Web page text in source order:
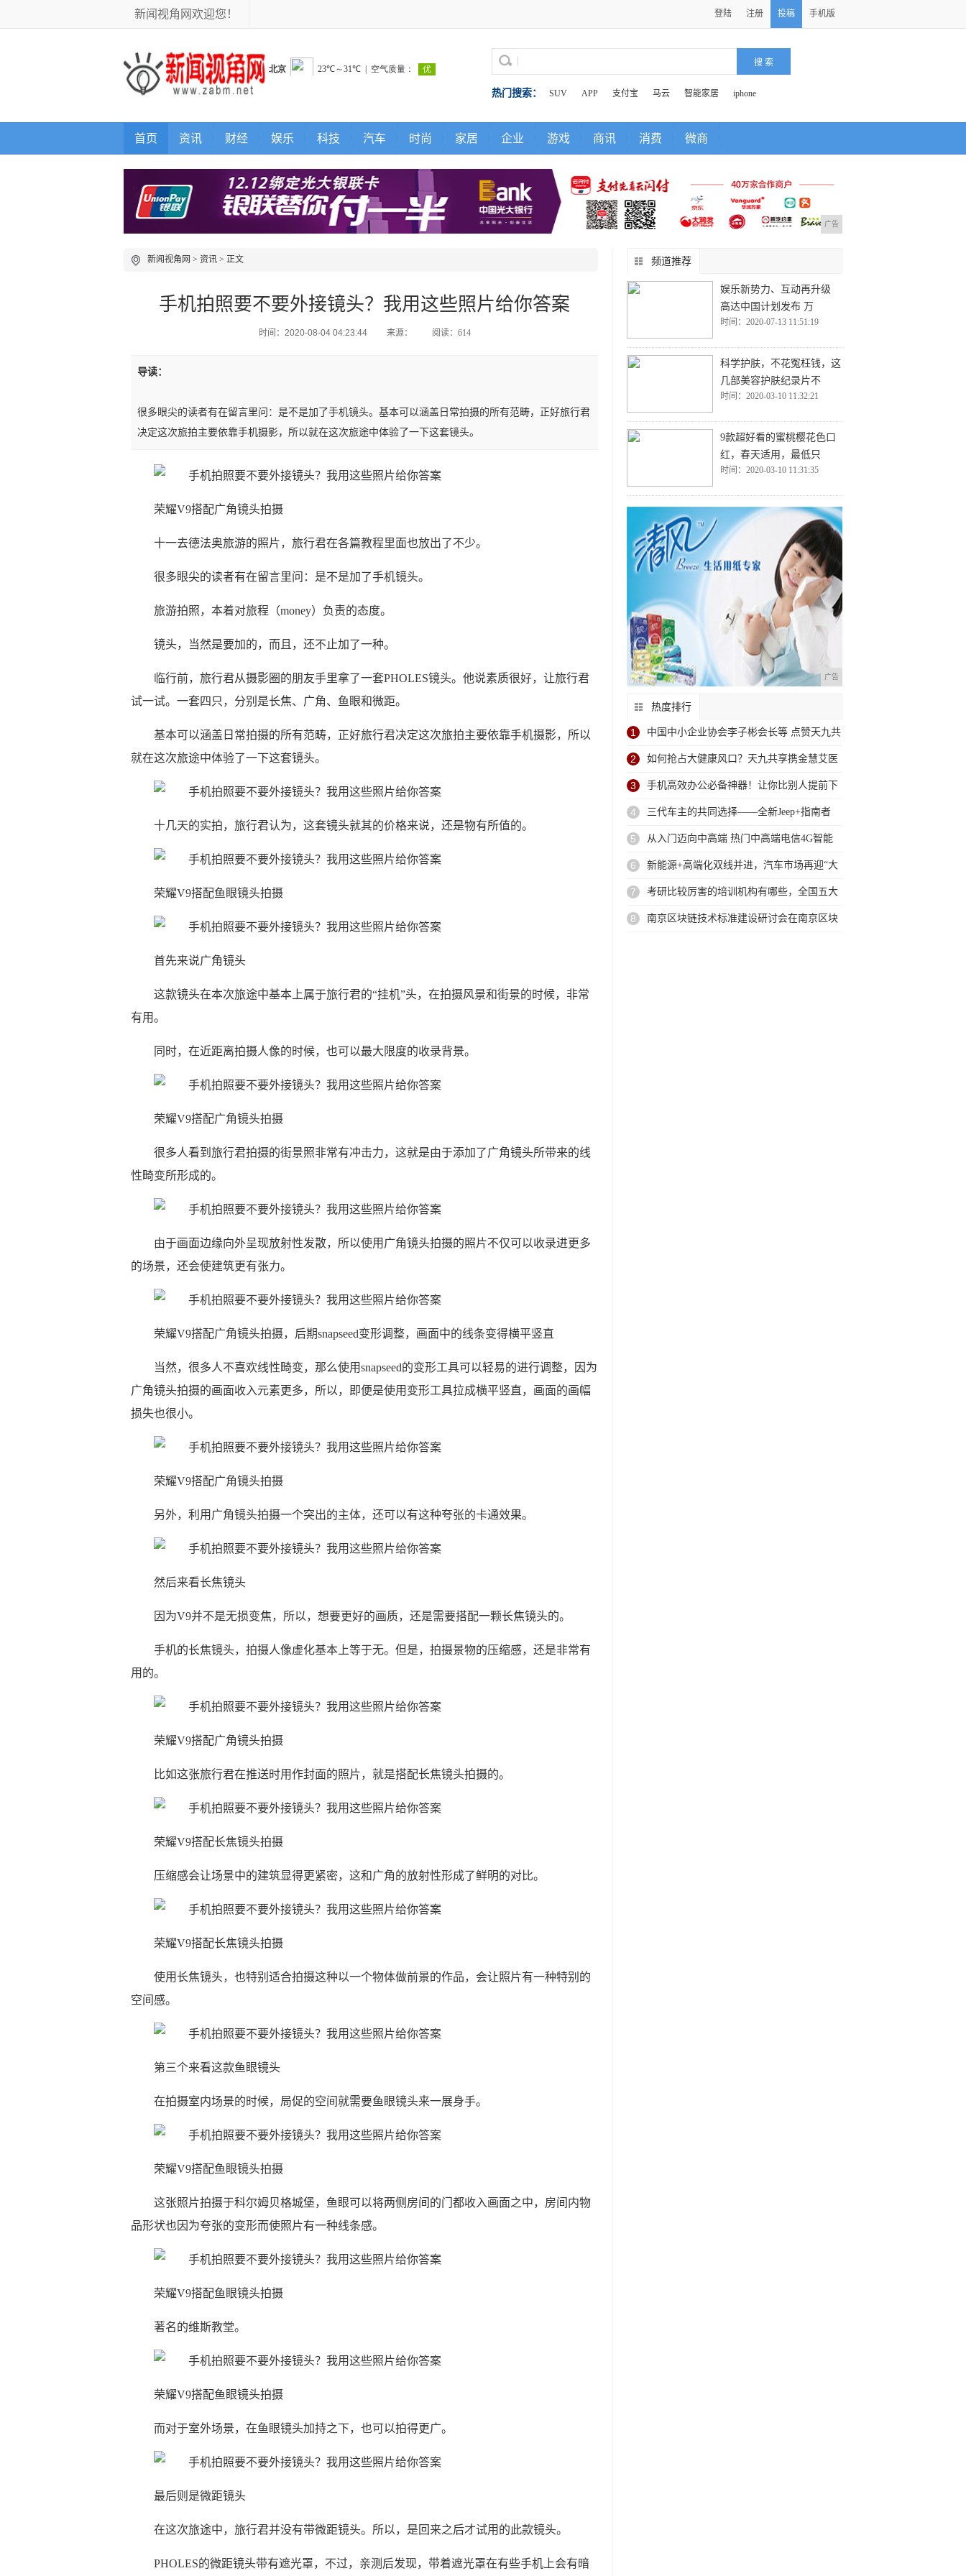
新闻视角网欢迎您！ 登陆 注册 投稿 手机版
热门搜索： SUV APP 支付宝 马云 智能家居 iphone
首页 资讯 财经 娱乐 科技 汽车 时尚 家居 企业 游戏 商讯 消费 微商
广告
新闻视角网 > 资讯 > 正文
手机拍照要不要外接镜头？我用这些照片给你答案
时间：2020-08-04 04:23:44 来源： 阅读：614
导读：
很多眼尖的读者有在留言里问：是不是加了手机镜头。基本可以涵盖日常拍摄的所有范畴，正好旅行君
决定这次旅拍主要依靠手机摄影，所以就在这次旅途中体验了一下这套镜头。
荣耀V9搭配广角镜头拍摄
十一去德法奥旅游的照片，旅行君在各篇教程里面也放出了不少。
很多眼尖的读者有在留言里问：是不是加了手机镜头。
旅游拍照，本着对旅程（money）负责的态度。
镜头，当然是要加的，而且，还不止加了一种。
临行前，旅行君从摄影圈的朋友手里拿了一套PHOLES镜头。他说素质很好，让旅行君
试一试。一套四只，分别是长焦、广角、鱼眼和微距。
基本可以涵盖日常拍摄的所有范畴，正好旅行君决定这次旅拍主要依靠手机摄影，所以
就在这次旅途中体验了一下这套镜头。
十几天的实拍，旅行君认为，这套镜头就其的价格来说，还是物有所值的。
荣耀V9搭配鱼眼镜头拍摄
首先来说广角镜头
这款镜头在本次旅途中基本上属于旅行君的“挂机”头，在拍摄风景和街景的时候，非常
有用。
同时，在近距离拍摄人像的时候，也可以最大限度的收录背景。
荣耀V9搭配广角镜头拍摄
很多人看到旅行君拍摄的街景照非常有冲击力，这就是由于添加了广角镜头所带来的线
性畸变所形成的。
由于画面边缘向外呈现放射性发散，所以使用广角镜头拍摄的照片不仅可以收录进更多
的场景，还会使建筑更有张力。
荣耀V9搭配广角镜头拍摄，后期snapseed变形调整，画面中的线条变得横平竖直
当然，很多人不喜欢线性畸变，那么使用snapseed的变形工具可以轻易的进行调整，因为
广角镜头拍摄的画面收入元素更多，所以，即便是使用变形工具拉成横平竖直，画面的画幅
损失也很小。
荣耀V9搭配广角镜头拍摄
另外，利用广角镜头拍摄一个突出的主体，还可以有这种夸张的卡通效果。
然后来看长焦镜头
因为V9并不是无损变焦，所以，想要更好的画质，还是需要搭配一颗长焦镜头的。
手机的长焦镜头，拍摄人像虚化基本上等于无。但是，拍摄景物的压缩感，还是非常有
用的。
荣耀V9搭配广角镜头拍摄
比如这张旅行君在推送时用作封面的照片，就是搭配长焦镜头拍摄的。
荣耀V9搭配长焦镜头拍摄
压缩感会让场景中的建筑显得更紧密，这和广角的放射性形成了鲜明的对比。
荣耀V9搭配长焦镜头拍摄
使用长焦镜头，也特别适合拍摄这种以一个物体做前景的作品，会让照片有一种特别的
空间感。
第三个来看这款鱼眼镜头
在拍摄室内场景的时候，局促的空间就需要鱼眼镜头来一展身手。
荣耀V9搭配鱼眼镜头拍摄
这张照片拍摄于科尔姆贝格城堡，鱼眼可以将两侧房间的门都收入画面之中，房间内物
品形状也因为夸张的变形而使照片有一种线条感。
荣耀V9搭配鱼眼镜头拍摄
著名的维斯教堂。
荣耀V9搭配鱼眼镜头拍摄
而对于室外场景，在鱼眼镜头加持之下，也可以拍得更广。
最后则是微距镜头
在这次旅途中，旅行君并没有带微距镜头。所以，是回来之后才试用的此款镜头。
PHOLES的微距镜头带有遮光罩，不过，亲测后发现，带着遮光罩在有些手机上会有暗
频道推荐
娱乐新势力、互动再升级
高达中国计划发布 万
时间：2020-07-13 11:51:19
科学护肤，不花冤枉钱，这
几部美容护肤纪录片不
时间：2020-03-10 11:32:21
9款超好看的蜜桃樱花色口
红，春天适用，最低只
时间：2020-03-10 11:31:35
广告
热度排行
1 中国中小企业协会李子彬会长等 点赞天九共
享
2 如何抢占大健康风口？天九共享携金慧艾医
药现
3 手机高效办公必备神器！让你比别人提前下
班2
4 三代车主的共同选择——全新Jeep+指南者
5 从入门迈向中高端 热门中高端电信4G智能
手
6 新能源+高端化双线并进，汽车市场再迎“大
众
7 考研比较厉害的培训机构有哪些，全国五大
考研
8 南京区块链技术标准建设研讨会在南京区块